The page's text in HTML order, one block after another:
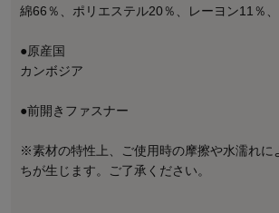
綿66％、ポリエステル20％、レーヨン11％
●原産国
カンボジア
●前開きファスナー
※素材の特性上、ご使用時の摩擦や水濡れに
ちが生じます。ご了承ください。